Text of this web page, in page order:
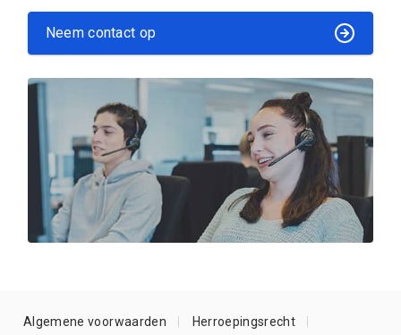
Neem contact op
Algemene voorwaarden Herroepingsrecht